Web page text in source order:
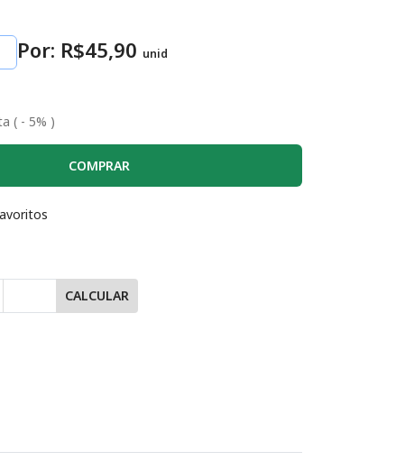
Por: R$45,90 unid
( - 5% )
COMPRAR
CALCULAR